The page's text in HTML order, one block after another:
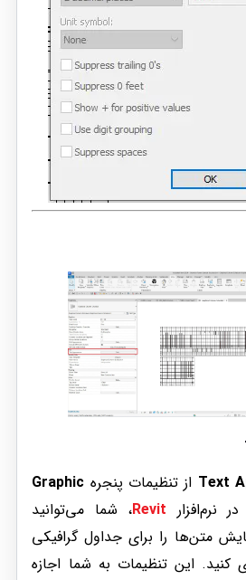
Text از تنظیمات پنجره Graphic
در نرم‌افزار Revit، شما می‌توانید
متن‌ها را برای جداول گرافیکی
این تنظیمات به شما اجازه